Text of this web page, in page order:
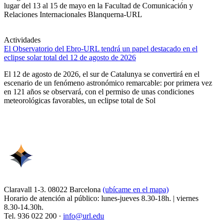
lugar del 13 al 15 de mayo en la Facultad de Comunicación y
Relaciones Internacionales Blanquerna-URL
Actividades
El Observatorio del Ebro-URL tendrá un papel destacado en el
eclipse solar total del 12 de agosto de 2026
El 12 de agosto de 2026, el sur de Catalunya se convertirá en el
escenario de un fenómeno astronómico remarcable: por primera vez
en 121 años se observará, con el permiso de unas condiciones
meteorológicas favorables, un eclipse total de Sol
Claravall 1-3. 08022 Barcelona (ubícame en el mapa)
Horario de atención al público: lunes-jueves 8.30-18h. | viernes
8.30-14.30h.
Tel. 936 022 200 · info@url.edu